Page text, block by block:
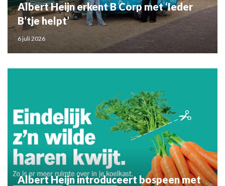
Albert Heijn erkent B Corp met ‘Ieder
B’tje helpt’
6 juli 2026
Albert Heijn introduceert bospeen met